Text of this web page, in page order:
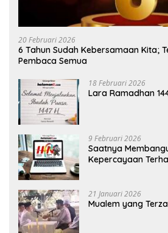
20 Februari 2026
6 Tahun Sudah Kebersamaan Kita;
Pembaca Semua
18 Februari 2026
Lara Ramadhan
9 Februari 2026
Saatnya
Kepercayaan
21 Januari 2026
Mualem yang